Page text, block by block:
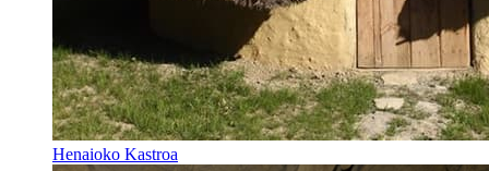
Henaioko Kastroa